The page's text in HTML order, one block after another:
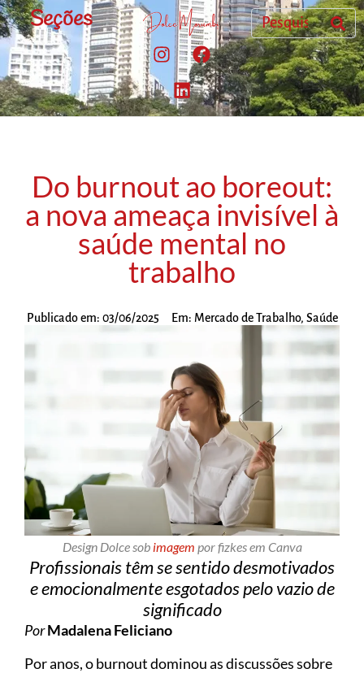
Seções
Do burnout ao boreout:
a nova ameaça invisível à
saúde mental no
trabalho
Publicado em: 03/06/2025 Em: Mercado de Trabalho, Saúde
Design Dolce sob imagem por fizkes em Canva
Profissionais têm se sentido desmotivados
e emocionalmente esgotados pelo vazio de
significado
PorMadalena Feliciano
Por anos, o burnout dominou as discussões sobre